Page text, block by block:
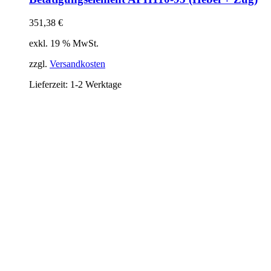
351,38 €
exkl. 19 % MwSt.
zzgl. Versandkosten
Lieferzeit: 1-2 Werktage